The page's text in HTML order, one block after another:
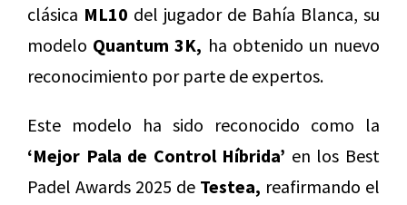
clásica ML10 del jugador de Bahía Blanca, su
modelo Quantum 3K, ha obtenido un nuevo
reconocimiento por parte de expertos.
Este modelo ha sido reconocido como la
‘Mejor Pala de Control Híbrida’ en los Best
Padel Awards 2025 de Testea, reafirmando el